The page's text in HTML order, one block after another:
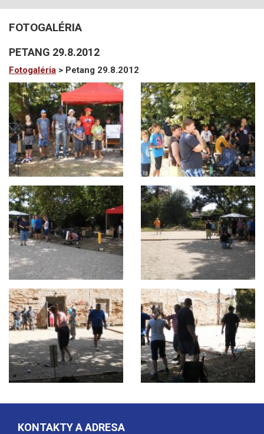
FOTOGALÉRIA
PETANG 29.8.2012
Fotogaléria > Petang 29.8.2012
KONTAKTY A ADRESA